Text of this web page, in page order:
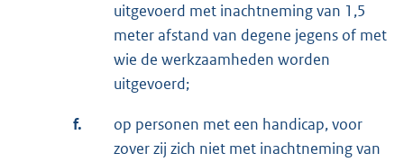
uitgevoerd met inachtneming van 1,5
meter afstand van degene jegens of met
wie de werkzaamheden worden
uitgevoerd;
f.
op personen met een handicap, voor
zover zij zich niet met inachtneming van